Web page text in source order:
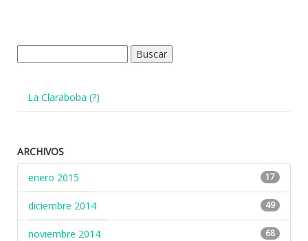
La Claraboba (?)
ARCHIVOS
enero 2015
17
diciembre 2014 49
noviembre 2014 68